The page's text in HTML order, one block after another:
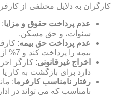
کارگران به دلایل مختلفی از
عدم پرداخت حقوق و مزایا
سنوات، و حق مسکن.
عدم پرداخت حق بیمه
بیمه را پرداخت کند و 7% از حقوق کارگر کسر می شود.
اخراج غیرقانونی
دارد برای بازگشت به کار
رفتار نامناسب کارفرما:
نامناسب که می تواند در